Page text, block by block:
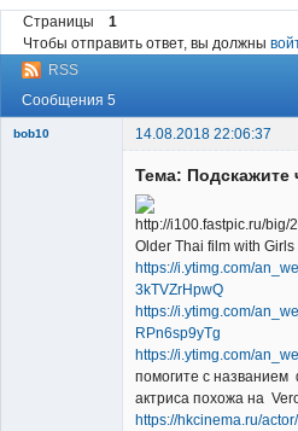
Поиск
Страницы
1
Чтобы отправить ответ, вы должны
RSS
Сообщения 5
bob10 14.08.2018 22:06:37
Тема: Подскажите
Older Thai film with
https://i.ytimg.com/
3kTVZrHpwQ
https://i.ytimg.com/
RPn6sp9yTg
https://i.ytimg.com/
помогите с названием
актриса похожа на
https://hkcinema.ru/